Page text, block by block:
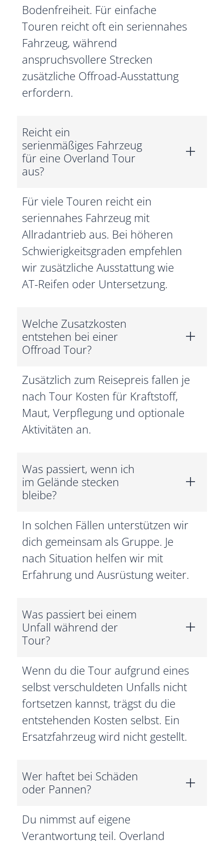
Bodenfreiheit. Für einfache
Touren reicht oft ein seriennahes
Fahrzeug, während
anspruchsvollere Strecken
zusätzliche Offroad-Ausstattung
erfordern.
Reicht ein
serienmäßiges Fahrzeug
für eine Overland Tour
aus?
Für viele Touren reicht ein
seriennahes Fahrzeug mit
Allradantrieb aus. Bei höheren
Schwierigkeitsgraden empfehlen
wir zusätzliche Ausstattung wie
AT-Reifen oder Untersetzung.
Welche Zusatzkosten
entstehen bei einer
Offroad Tour?
Zusätzlich zum Reisepreis fallen je
nach Tour Kosten für Kraftstoff,
Maut, Verpflegung und optionale
Aktivitäten an.
Was passiert, wenn ich
im Gelände stecken
bleibe?
In solchen Fällen unterstützen wir
dich gemeinsam als Gruppe. Je
nach Situation helfen wir mit
Erfahrung und Ausrüstung weiter.
Was passiert bei einem
Unfall während der
Tour?
Wenn du die Tour aufgrund eines
selbst verschuldeten Unfalls nicht
fortsetzen kannst, trägst du die
entstehenden Kosten selbst. Ein
Ersatzfahrzeug wird nicht gestellt.
Wer haftet bei Schäden
oder Pannen?
Du nimmst auf eigene
Verantwortung teil. Overland